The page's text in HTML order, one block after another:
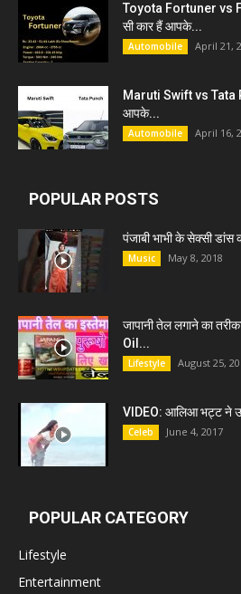
Toyota Fortuner vs
सी कार हैं आपके...
Automobile April 21,
Maruti Swift vs Tata
आपके...
Automobile April 16,
POPULAR POSTS
पंजाबी भाभी के सेक्सी डांस
Music May 8, 2018
जापानी तेल लगाने का
Oil...
Lifestyle August 25,
VIDEO: आलिआ भट्ट ने
Celeb June 4, 2017
POPULAR CATEGORY
Lifestyle
Entertainment